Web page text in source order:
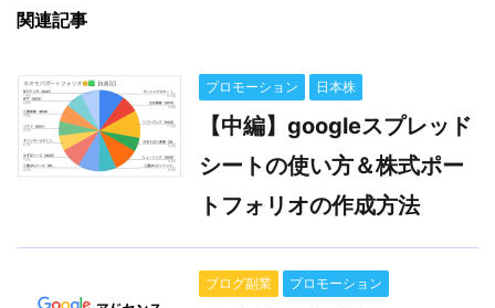
関連記事
プロモーション 日本株
【中編】googleスプレッド
シートの使い方＆株式ポー
トフォリオの作成方法
ブログ副業 プロモーション